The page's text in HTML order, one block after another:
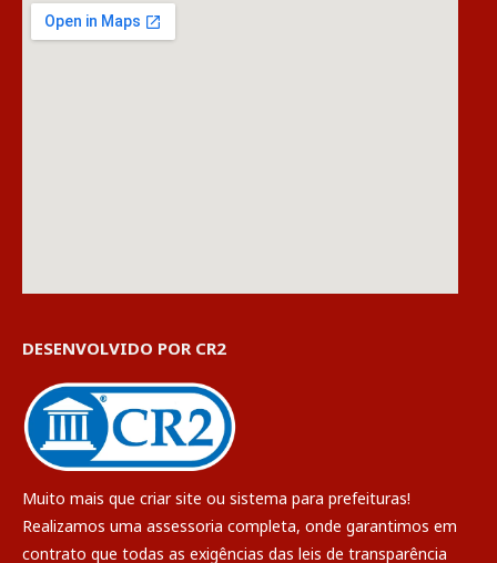
DESENVOLVIDO POR CR2
Muito mais que criar site ou sistema para prefeituras!
Realizamos uma assessoria completa, onde garantimos em
contrato que todas as exigências das leis de transparência